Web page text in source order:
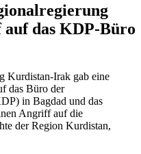
das KDP-Büro
Kurdistan-Irak gab eine
das Büro der
in Bagdad und das
Angriff auf die
der Region Kurdistan,